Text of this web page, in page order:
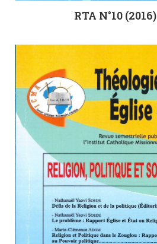
RTA N°10 (2016)